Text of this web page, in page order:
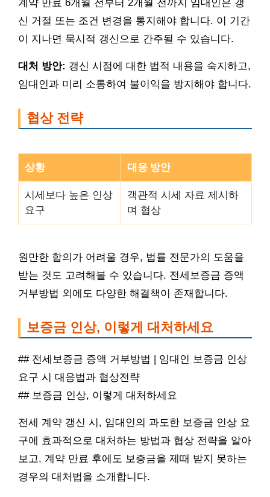
계약 만료 6개월 전부터 2개월 전까지 임대인은 갱
신 거절 또는 조건 변경을 통지해야 합니다. 이 기간
이 지나면 묵시적 갱신으로 간주될 수 있습니다.
대처 방안: 갱신 시점에 대한 법적 내용을 숙지하고,
임대인과 미리 소통하여 불이익을 방지해야 합니다.
협상 전략
상황 대응 방안
시세보다 높은 인상
요구
객관적 시세 자료 제시하
며 협상
원만한 합의가 어려울 경우, 법률 전문가의 도움을
받는 것도 고려해볼 수 있습니다. 전세보증금 증액
거부방법 외에도 다양한 해결책이 존재합니다.
보증금 인상, 이렇게 대처하세요
## 전세보증금 증액 거부방법 | 임대인 보증금 인상
요구 시 대응법과 협상전략
## 보증금 인상, 이렇게 대처하세요
전세 계약 갱신 시, 임대인의 과도한 보증금 인상 요
구에 효과적으로 대처하는 방법과 협상 전략을 알아
보고, 계약 만료 후에도 보증금을 제때 받지 못하는
경우의 대처법을 소개합니다.